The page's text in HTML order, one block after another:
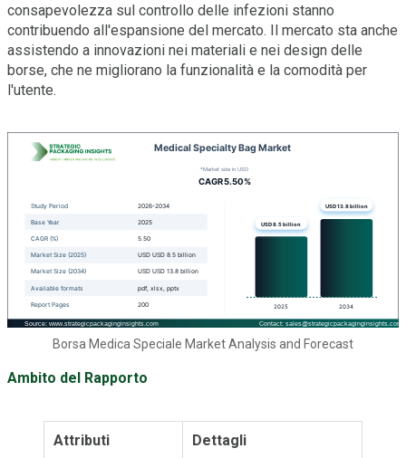
consapevolezza sul controllo delle infezioni stanno
contribuendo all'espansione del mercato. Il mercato sta anche
assistendo a innovazioni nei materiali e nei design delle
borse, che ne migliorano la funzionalità e la comodità per
l'utente.
Borsa Medica Speciale Market Analysis and Forecast
Ambito del Rapporto
Attributi Dettagli